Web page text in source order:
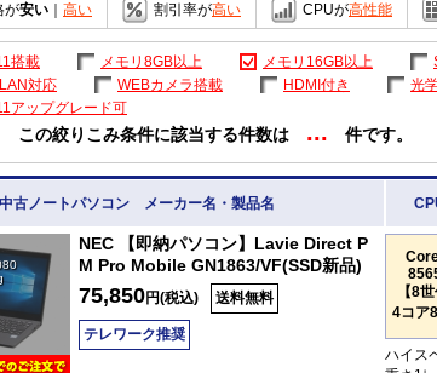
が安い 高い 割引率が高い CPUが高性能
搭載 メモリ8GB以上 メモリ16GB以上
対応
WEBカメラ搭載 HDMI付き 光
アップグレード可
この絞りこみ条件に該当する件数は ... 件です。
中古ノートパソコン メーカー名・製品名
NEC 【即納パソコン】Lavie Direct P
M Pro Mobile GN1863/VF(SSD新品)
75,850円(税込) 送料無料
テレワーク推奨
【8世
4コア
ハイス